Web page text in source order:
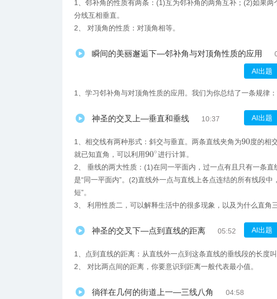
1、邻补角的性质有两条：(1)互为邻补角的两角互补；(2)如果
分线互相垂直。
2、 对顶角的性质：对顶角相等。
瞬间的美丽邂逅下—邻补角与对顶角性质的应用
AI出题
1、学习邻补角与对顶角性质的应用。我们为你总结了一条规律：
神圣的交叉上—垂直和垂线 10:37 AI出题
1、相交线有两种形式：斜交与垂直。两条直线夹角为90度的相
就已知直角，可以利用90∘进行计算。
2、 垂线的两大性质：(1)在同一平面内，过一点有且只有一条直
是“同一平面内”。(2)直线外一点与直线上各点连结的所有线段中
短”。
3、 利用性质二，可以解释生活中的很多现象，以及为什么直角
神圣的交叉下—点到直线的距离 05:52 AI出题
1、​点到直线的距离：从直线外一点到这条直线的垂线段的长度叫
2、 对比两点间的距离，你要意识到距离一般代表最小值。
徜徉在几何的街道上一—三线八角 04:58